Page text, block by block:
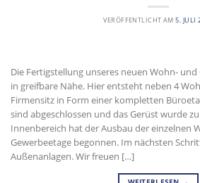
VERÖFFENTLICHT AM5. JULI
Die Fertigstellung unseres neuen Wohn-
in greifbare Nähe. Hier entsteht neben 4
Firmensitz in Form einer kompletten
sind abgeschlossen und das Gerüst wurde
Innenbereich hat der Ausbau der einzelnen
Gewerbeetage begonnen. Im nächsten
Außenanlagen. Wir freuen […]